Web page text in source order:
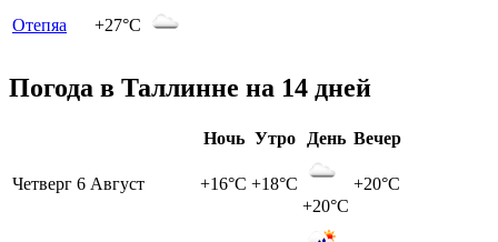
Отепяа +27°C
Погода в Таллинне на 14 дней
Ночь Утро День Вечер
Четверг 6 Август +16°C +18°C
+20°C
+20°C